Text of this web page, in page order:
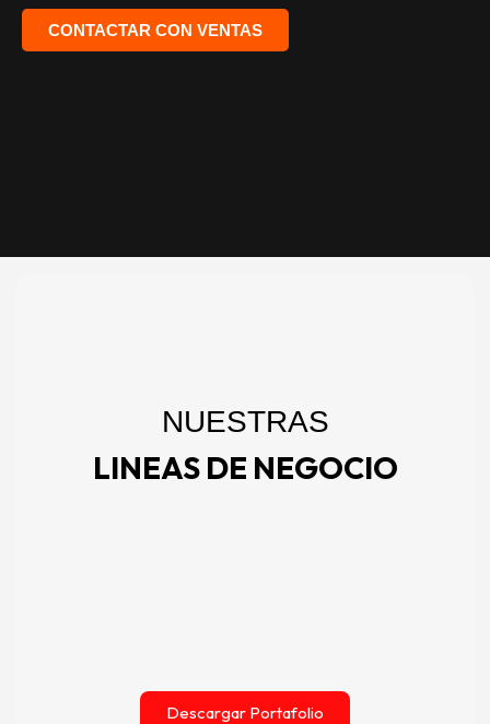
CONTACTAR CON VENTAS
NUESTRAS
LINEAS DE NEGOCIO
Descargar Portafolio